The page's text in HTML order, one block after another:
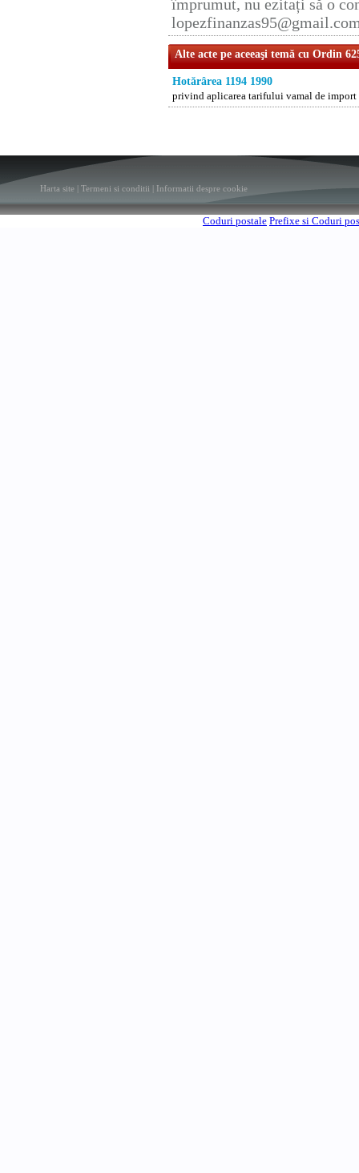
împrumut, nu ezitați să o
Alte acte pe aceeaşi temă cu Ordin
Hotărârea 1194 1990
privind aplicarea tarifului vamal de
Harta site Termeni si conditii Informatii despre cookie
Coduri postale Prefixe si Coduri